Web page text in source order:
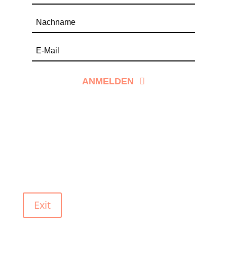
ANMELDEN
Exit